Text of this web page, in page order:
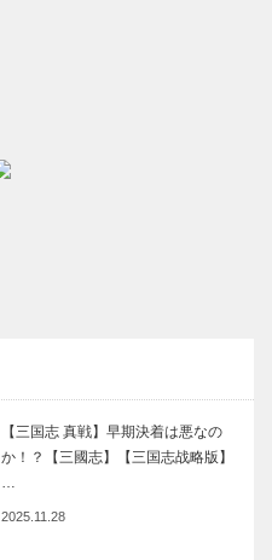
【三国志 真戦】早期決着は悪なの
か！？【三國志】【三国志战略版】
…
2025.11.28